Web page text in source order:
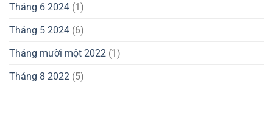
Tháng 6 2024 (1)
Tháng 5 2024 (6)
Tháng mười một 2022 (1)
Tháng 8 2022 (5)